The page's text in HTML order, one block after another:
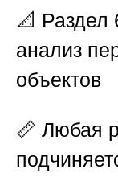
📐 Раздел
анализ
объектов
📏 Любая